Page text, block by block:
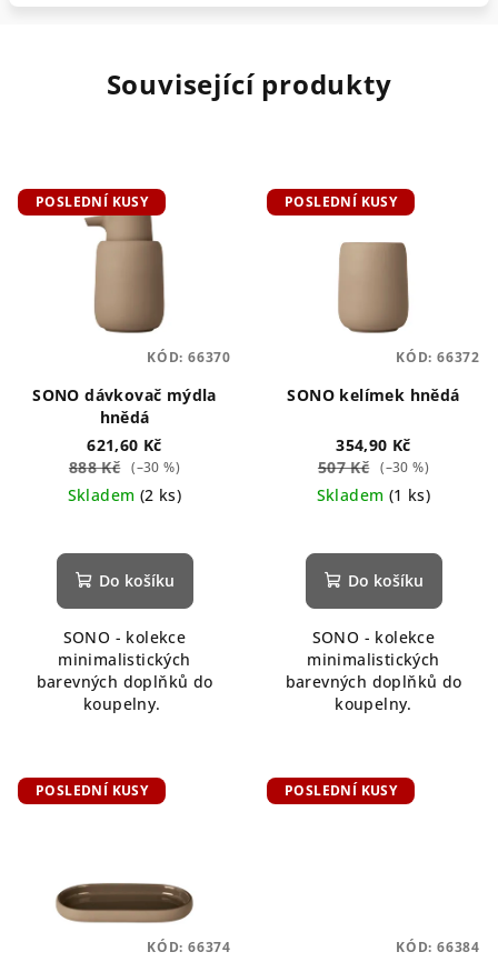
Související produkty
POSLEDNÍ KUSY
SONO dávkovač mýdla
hnědá
621,60 Kč
888 Kč (–30 %)
Skladem (2 ks)
Do košíku
SONO - kolekce
minimalistických
barevných doplňků do
koupelny.
KÓD: 66370
POSLEDNÍ KUSY
SONO kelímek hnědá
354,90 Kč
507 Kč (–30 %)
Skladem (1 ks)
Do košíku
SONO - kolekce
minimalistických
barevných doplňků do
koupelny.
KÓD: 66372
POSLEDNÍ KUSY
KÓD: 66374
POSLEDNÍ KUSY
KÓD: 66384